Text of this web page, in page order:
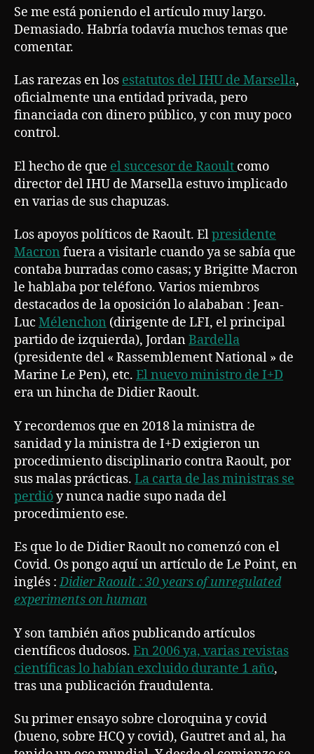
Se me está poniendo el artículo muy largo.
Demasiado. Habría todavía muchos temas que
comentar.
Las rarezas en los estatutos del IHU de Marsella,
oficialmente una entidad privada, pero
financiada con dinero público, y con muy poco
control.
El hecho de que el succesor de Raoult como
director del IHU de Marsella estuvo implicado
en varias de sus chapuzas.
Los apoyos políticos de Raoult. Elpresidente
Macron fuera a visitarle cuando ya se sabía que
contaba burradas como casas; y Brigitte Macron
le hablaba por teléfono. Varios miembros
destacados de la oposición lo alababan : Jean-
Luc Mélenchon (dirigente de LFI, el principal
partido de izquierda), JordanBardella
(presidente del « Rassemblement National » de
Marine Le Pen), etc. El nuevo ministro de I+D
era un hincha de Didier Raoult.
Y recordemos que en 2018 la ministra de
sanidad y la ministra de I+D exigieron un
procedimiento disciplinario contra Raoult, por
sus malas prácticas. La carta de las ministras se
perdióy nunca nadie supo nada del
procedimiento ese.
Es que lo de Didier Raoult no comenzó con el
Covid. Os pongo aquí un artículo de Le Point, en
inglés :Didier Raoult : 30 years of unregulated
experiments on human
Y son también años publicando artículos
científicos dudosos. En 2006 ya, varias revistas
científicas lo habían excluido durante 1 año,
tras una publicación fraudulenta.
Su primer ensayo sobre cloroquina y covid
(bueno, sobre HCQ y covid), Gautret and al, ha